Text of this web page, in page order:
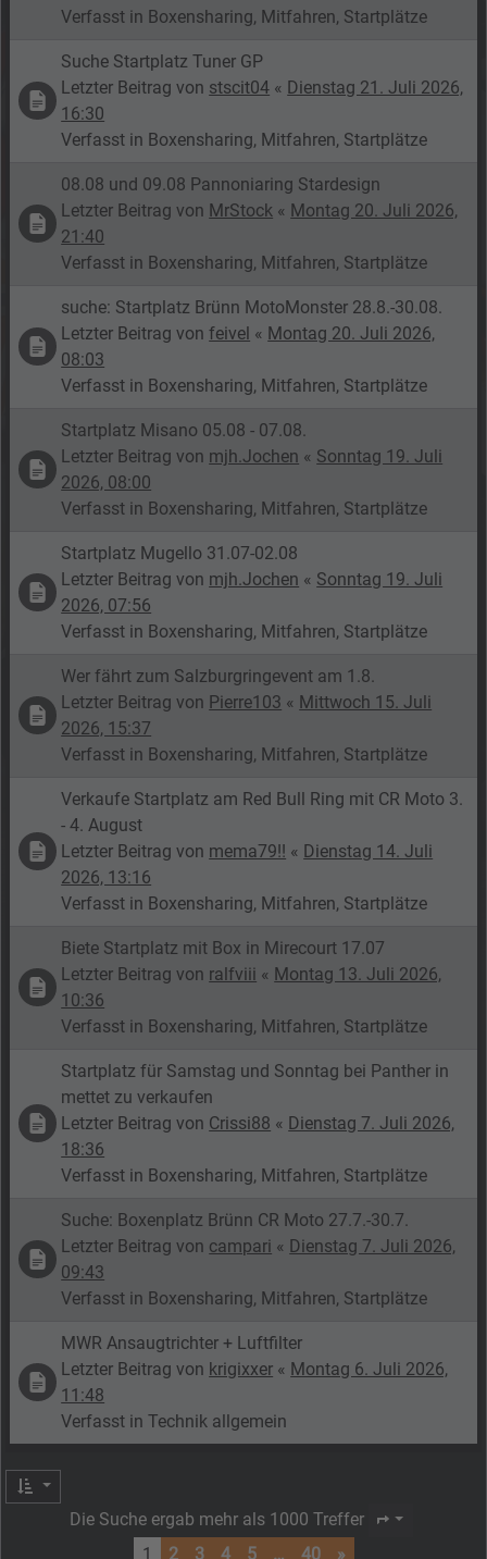
Verfasst in Boxensharing, Mitfahren, Startplätze
Suche Startplatz Tuner GP
Letzter Beitrag von stscit04 « Dienstag 21. Juli 2026,
16:30
Verfasst in Boxensharing, Mitfahren, Startplätze
08.08 und 09.08 Pannoniaring Stardesign
Letzter Beitrag von MrStock « Montag 20. Juli 2026,
21:40
Verfasst in Boxensharing, Mitfahren, Startplätze
suche: Startplatz Brünn MotoMonster 28.8.-30.08.
Letzter Beitrag vonfeivel « Montag 20. Juli 2026,
08:03
Verfasst in Boxensharing, Mitfahren, Startplätze
Startplatz Misano 05.08 - 07.08.
Letzter Beitrag von mjh.Jochen « Sonntag 19. Juli
2026, 08:00
Verfasst in Boxensharing, Mitfahren, Startplätze
Startplatz Mugello 31.07-02.08
Letzter Beitrag von mjh.Jochen « Sonntag 19. Juli
2026, 07:56
Verfasst in Boxensharing, Mitfahren, Startplätze
Wer fährt zum Salzburgringevent am 1.8.
Letzter Beitrag von Pierre103 « Mittwoch 15. Juli
2026, 15:37
Verfasst in Boxensharing, Mitfahren, Startplätze
Verkaufe Startplatz am Red Bull Ring mit CR Moto 3.
- 4. August
Letzter Beitrag von mema79!! « Dienstag 14. Juli
2026, 13:16
Verfasst in Boxensharing, Mitfahren, Startplätze
Biete Startplatz mit Box in Mirecourt 17.07
Letzter Beitrag von ralfviii « Montag 13. Juli 2026,
10:36
Verfasst in Boxensharing, Mitfahren, Startplätze
Startplatz für Samstag und Sonntag bei Panther in
mettet zu verkaufen
Letzter Beitrag von Crissi88 « Dienstag 7. Juli 2026,
18:36
Verfasst in Boxensharing, Mitfahren, Startplätze
Suche: Boxenplatz Brünn CR Moto 27.7.-30.7.
Letzter Beitrag von campari « Dienstag 7. Juli 2026,
09:43
Verfasst in Boxensharing, Mitfahren, Startplätze
MWR Ansaugtrichter + Luftfilter
Letzter Beitrag von krigixxer « Montag 6. Juli 2026,
11:48
Verfasst inTechnik allgemein
Die Suche ergab mehr als 1000 Treffer Seite
1 2 3 4 5 … 40 »